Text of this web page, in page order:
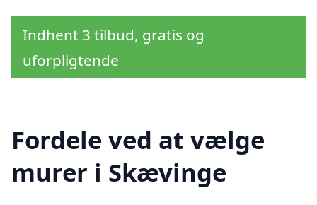
Indhent 3 tilbud, gratis og
uforpligtende
Fordele ved at vælge
murer i Skævinge